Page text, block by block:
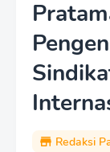
Redaksi